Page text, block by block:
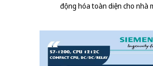
động hóa toàn diện cho nhà